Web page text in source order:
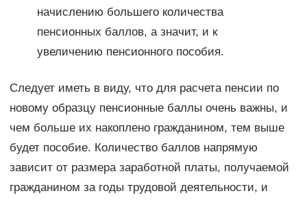
начислению большего количества
пенсионных баллов, а значит, и к
увеличению пенсионного пособия.
Следует иметь в виду, что для расчета пенсии по
новому образцу пенсионные баллы очень важны, и
чем больше их накоплено гражданином, тем выше
будет пособие. Количество баллов напрямую
зависит от размера заработной платы, получаемой
гражданином за годы трудовой деятельности, и